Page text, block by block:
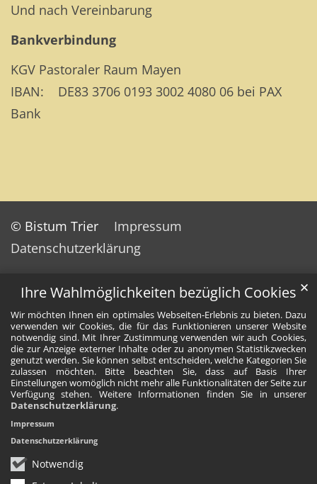
Ihre Wahlmöglichkeiten bezüglich Cookies
Wir möchten Ihnen ein optimales Webseiten-Erlebnis zu bieten. Dazu
verwenden wir Cookies, die für das Funktionieren unserer Website
notwendig sind. Mit Ihrer Zustimmung verwenden wir auch Cookies,
die zur Anzeige externer Inhalte oder zu anonymen Statistikzwecken
genutzt werden. Sie können selbst entscheiden, welche Kategorien Sie
zulassen möchten. Bitte beachten Sie, dass auf Basis Ihrer
Einstellungen womöglich nicht mehr alle Funktionalitäten der Seite zur
Verfügung stehen. Weitere Informationen finden Sie in unserer
Datenschutzerklärung.
Notwendig
✕
Impressum
Datenschutzerklärung
Und nach Vereinbarung
Bankverbindung
KGV Pastoraler Raum Mayen
IBAN: DE83 3706 0193 3002 4080 06 bei PAX
Bank
© Bistum Trier
Impressum
Datenschutzerklärung